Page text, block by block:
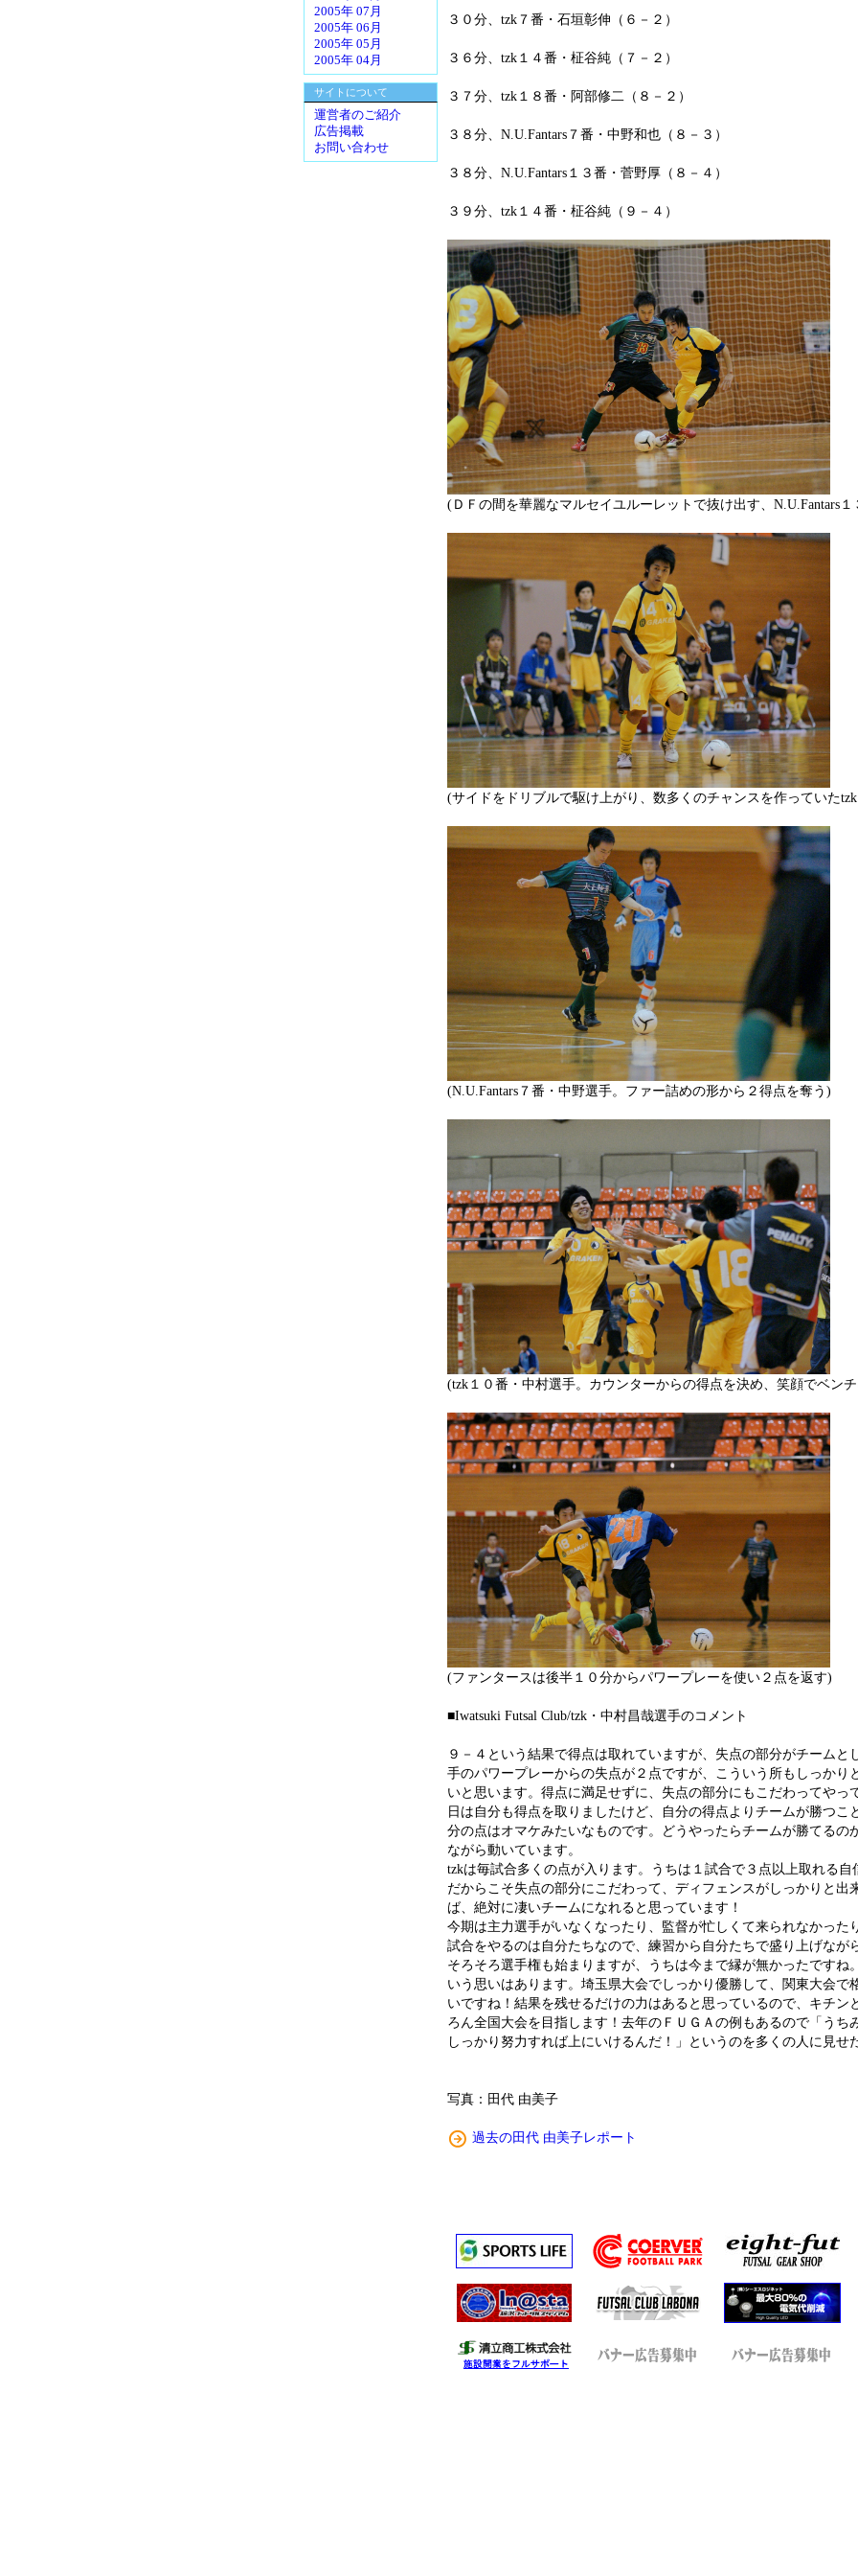
2005年 07月
2005年 06月
2005年 05月
2005年 04月
サイトについて
運営者のご紹介
広告掲載
お問い合わせ
３０分、tzk７番・石垣彰伸（６－２）
３６分、tzk１４番・柾谷純（７－２）
３７分、tzk１８番・阿部修二（８－２）
３８分、N.U.Fantars７番・中野和也（８－３）
３８分、N.U.Fantars１３番・菅野厚（８－４）
３９分、tzk１４番・柾谷純（９－４）
(ＤＦの間を華麗なマルセイユルーレットで抜け出す、N.U.Fantars
(サイドをドリブルで駆け上がり、数多くのチャンスを作っていた
(N.U.Fantars７番・中野選手。ファー詰めの形から２得点を奪う)
(tzk１０番・中村選手。カウンターからの得点を決め、笑顔でベン
(ファンタースは後半１０分からパワープレーを使い２点を返す)
■Iwatsuki Futsal Club/tzk・中村昌哉選手のコメント
９－４という結果で得点は取れていますが、失点の部分がチームと
手のパワープレーからの失点が２点ですが、こういう所もしっかり
いと思います。得点に満足せずに、失点の部分にもこだわってやっ
日は自分も得点を取りましたけど、自分の得点よりチームが勝つこ
分の点はオマケみたいなものです。どうやったらチームが勝てるの
ながら動いています。
tzkは毎試合多くの点が入ります。うちは１試合で３点以上取れる自
だからこそ失点の部分にこだわって、ディフェンスがしっかりと出
ば、絶対に凄いチームになれると思っています！
今期は主力選手がいなくなったり、監督が忙しくて来られなかった
試合をやるのは自分たちなので、練習から自分たちで盛り上げなが
そろそろ選手権も始まりますが、うちは今まで縁が無かったですね
いう思いはあります。埼玉県大会でしっかり優勝して、関東大会で
いですね！結果を残せるだけの力はあると思っているので、キチン
ろん全国大会を目指します！去年のＦＵＧＡの例もあるので「うち
しっかり努力すれば上にいけるんだ！」というのを多くの人に見せ
写真：田代 由美子
過去の田代 由美子レポート